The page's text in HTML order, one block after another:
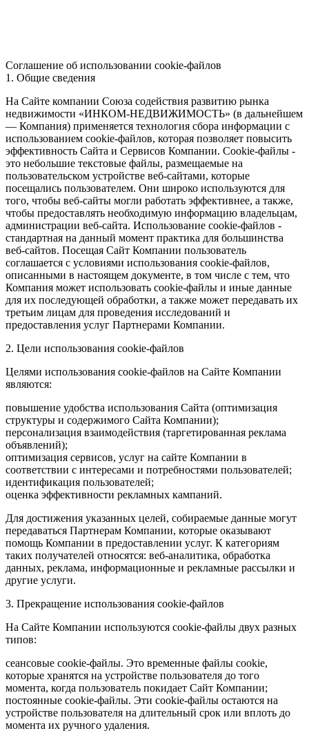
Соглашение об использовании cookie-файлов
1. Общие сведения
На Сайте компании Союза содействия развитию рынка
недвижимости «ИНКОМ-НЕДВИЖИМОСТЬ» (в дальнейшем
— Компания) применяется технология сбора информации с
использованием cookie-файлов, которая позволяет повысить
эффективность Сайта и Сервисов Компании. Сookie-файлы -
это небольшие текстовые файлы, размещаемые на
пользовательском устройстве веб-сайтами, которые
посещались пользователем. Они широко используются для
того, чтобы веб-сайты могли работать эффективнее, а также,
чтобы предоставлять необходимую информацию владельцам,
администрации веб-сайта. Использование cookie-файлов -
стандартная на данный момент практика для большинства
веб-сайтов. Посещая Сайт Компании пользователь
соглашается с условиями использования cookie-файлов,
описанными в настоящем документе, в том числе с тем, что
Компания может использовать cookie-файлы и иные данные
для их последующей обработки, а также может передавать их
третьим лицам для проведения исследований и
предоставления услуг Партнерами Компании.
2. Цели использования cookie-файлов
Целями использования cookie-файлов на Сайте Компании
являются:
повышение удобства использования Сайта (оптимизация
структуры и содержимого Сайта Компании);
персонализация взаимодействия (таргетированная реклама
объявлений);
оптимизация сервисов, услуг на сайте Компании в
соответствии с интересами и потребностями пользователей;
идентификация пользователей;
оценка эффективности рекламных кампаний.
Для достижения указанных целей, собираемые данные могут
передаваться Партнерам Компании, которые оказывают
помощь Компании в предоставлении услуг. К категориям
таких получателей относятся: веб-аналитика, обработка
данных, реклама, информационные и рекламные рассылки и
другие услуги.
3. Прекращение использования cookie-файлов
На Сайте Компании используются cookie-файлы двух разных
типов:
сеансовые cookie-файлы. Это временные файлы cookie,
которые хранятся на устройстве пользователя до того
момента, когда пользователь покидает Сайт Компании;
постоянные cookie-файлы. Эти cookie-файлы остаются на
устройстве пользователя на длительный срок или вплоть до
момента их ручного удаления.